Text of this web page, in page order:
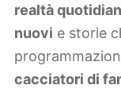
realtà
nuovi e storie
cacciatori di